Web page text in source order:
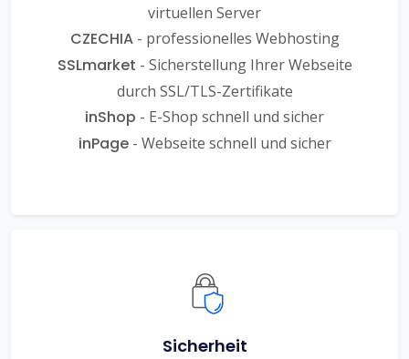
virtuellen Server
CZECHIA- professionelles Webhosting
SSLmarket - Sicherstellung Ihrer Webseite
durch SSL/TLS-Zertifikate
inShop - E-Shop schnell und sicher
inPage- Webseite schnell und sicher
Sicherheit